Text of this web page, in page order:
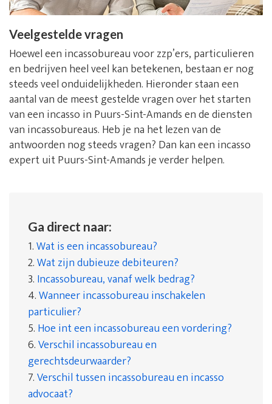
Veelgestelde vragen
Hoewel een incassobureau voor zzp’ers, particulieren
en bedrijven heel veel kan betekenen, bestaan er nog
steeds veel onduidelijkheden. Hieronder staan een
aantal van de meest gestelde vragen over het starten
van een incasso in Puurs-Sint-Amands en de diensten
van incassobureaus. Heb je na het lezen van de
antwoorden nog steeds vragen? Dan kan een incasso
expert uit Puurs-Sint-Amands je verder helpen.
Ga direct naar:
1.Wat is een incassobureau?
2.Wat zijn dubieuze debiteuren?
3. Incassobureau, vanaf welk bedrag?
4.Wanneer incassobureau inschakelen
particulier?
5. Hoe int een incassobureau een vordering?
6.Verschil incassobureau en
gerechtsdeurwaarder?
7.Verschil tussen incassobureau en incasso
advocaat?